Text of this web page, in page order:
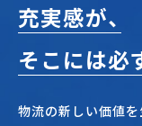
充実感が、
そこには必
物流の新しい価値